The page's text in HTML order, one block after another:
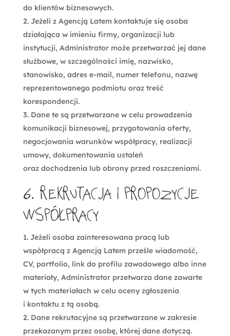
do klientów biznesowych.
Jeżeli z Agencją Latem kontaktuje się osoba
działająca w imieniu firmy, organizacji lub
instytucji, Administrator może przetwarzać jej dane
służbowe, w szczególności imię, nazwisko,
stanowisko, adres e-mail, numer telefonu, nazwę
reprezentowanego podmiotu oraz treść
korespondencji.
Dane te są przetwarzane w celu prowadzenia
komunikacji biznesowej, przygotowania oferty,
negocjowania warunków współpracy, realizacji
umowy, dokumentowania ustaleń
oraz dochodzenia lub obrony przed roszczeniami.
6. Rekrutacja i propozycje
współpracy
Jeżeli osoba zainteresowana pracą lub
współpracą z Agencją Latem prześle wiadomość,
CV, portfolio, link do profilu zawodowego albo inne
materiały, Administrator przetwarza dane zawarte
w tych materiałach w celu oceny zgłoszenia
i kontaktu z tą osobą.
Dane rekrutacyjne są przetwarzane w zakresie
przekazanym przez osobę, której dane dotyczą.